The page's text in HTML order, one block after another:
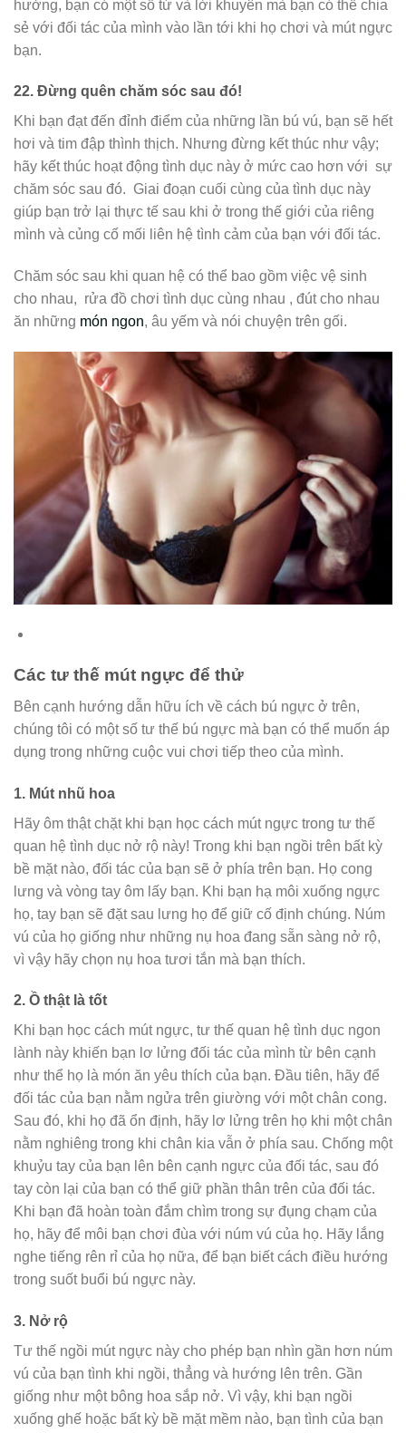
hưởng, bạn có một số từ và lời khuyên mà bạn có thể chia
sẻ với đối tác của mình vào lần tới khi họ chơi và mút ngực
bạn.
22. Đừng quên chăm sóc sau đó!
Khi bạn đạt đến đỉnh điểm của những lần bú vú, bạn sẽ hết
hơi và tim đập thình thịch. Nhưng đừng kết thúc như vậy;
hãy kết thúc hoạt động tình dục này ở mức cao hơn với sự
chăm sóc sau đó. Giai đoạn cuối cùng của tình dục này
giúp bạn trở lại thực tế sau khi ở trong thế giới của riêng
mình và củng cố mối liên hệ tình cảm của bạn với đối tác.
Chăm sóc sau khi quan hệ có thể bao gồm việc vệ sinh
cho nhau, rửa đồ chơi tình dục cùng nhau , đút cho nhau
ăn những món ngon, âu yếm và nói chuyện trên gối.
Các tư thế mút ngực để thử
Bên cạnh hướng dẫn hữu ích về cách bú ngực ở trên,
chúng tôi có một số tư thế bú ngực mà bạn có thể muốn áp
dụng trong những cuộc vui chơi tiếp theo của mình.
1. Mút nhũ hoa
Hãy ôm thật chặt khi bạn học cách mút ngực trong tư thế
quan hệ tình dục nở rộ này! Trong khi bạn ngồi trên bất kỳ
bề mặt nào, đối tác của bạn sẽ ở phía trên bạn. Họ cong
lưng và vòng tay ôm lấy bạn. Khi bạn hạ môi xuống ngực
họ, tay bạn sẽ đặt sau lưng họ để giữ cố định chúng. Núm
vú của họ giống như những nụ hoa đang sẵn sàng nở rộ,
vì vậy hãy chọn nụ hoa tươi tắn mà bạn thích.
2. Ồ thật là tốt
Khi bạn học cách mút ngực, tư thế quan hệ tình dục ngon
lành này khiến bạn lơ lửng đối tác của mình từ bên cạnh
như thể họ là món ăn yêu thích của bạn. Đầu tiên, hãy để
đối tác của bạn nằm ngửa trên giường với một chân cong.
Sau đó, khi họ đã ổn định, hãy lơ lửng trên họ khi một chân
nằm nghiêng trong khi chân kia vẫn ở phía sau. Chống một
khuỷu tay của bạn lên bên cạnh ngực của đối tác, sau đó
tay còn lại của bạn có thể giữ phần thân trên của đối tác.
Khi bạn đã hoàn toàn đắm chìm trong sự đụng chạm của
họ, hãy để môi bạn chơi đùa với núm vú của họ. Hãy lắng
nghe tiếng rên rỉ của họ nữa, để bạn biết cách điều hướng
trong suốt buổi bú ngực này.
3. Nở rộ
Tư thế ngồi mút ngực này cho phép bạn nhìn gần hơn núm
vú của bạn tình khi ngồi, thẳng và hướng lên trên. Gần
giống như một bông hoa sắp nở. Vì vậy, khi bạn ngồi
xuống ghế hoặc bất kỳ bề mặt mềm nào, bạn tình của bạn